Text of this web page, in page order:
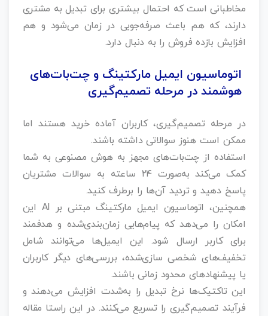
مخاطبانی است که احتمال بیشتری برای تبدیل به مشتری
دارند، که هم باعث صرفه‌جویی در زمان می‌شود و هم
افزایش بازده فروش را به دنبال دارد.
اتوماسیون ایمیل مارکتینگ و چت‌بات‌های
هوشمند در مرحله تصمیم‌گیری
در مرحله تصمیم‌گیری، کاربران آماده خرید هستند اما
ممکن است هنوز سوالاتی داشته باشند.
استفاده از چت‌بات‌های مجهز به هوش مصنوعی به شما
کمک می‌کند به‌صورت ۲۴ ساعته به سوالات مشتریان
پاسخ دهید و تردید آن‌ها را برطرف کنید.
همچنین، اتوماسیون ایمیل مارکتینگ مبتنی بر AI این
امکان را می‌دهد که پیام‌هایی زمان‌بندی‌شده و هدفمند
برای کاربر ارسال شود. این ایمیل‌ها می‌توانند شامل
تخفیف‌های شخصی‌ سازی‌شده، بررسی‌های دیگر کاربران
یا پیشنهادهای محدود زمانی باشند.
این تاکتیک‌ها نرخ تبدیل را به‌شدت افزایش می‌دهند و
فرآیند تصمیم‌گیری را تسریع می‌کنند. در این راستا مقاله